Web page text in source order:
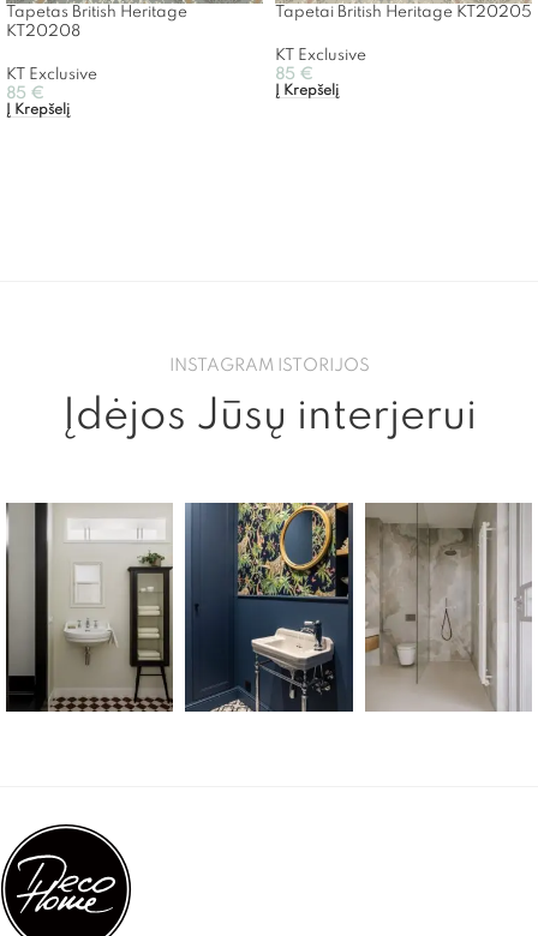
Tapetas British Heritage
KT20208
KT Exclusive
85 €
Į Krepšelį
Tapetai British Heritage KT20205
KT Exclusive
85 €
Į Krepšelį
INSTAGRAM ISTORIJOS
Įdėjos Jūsų interjerui